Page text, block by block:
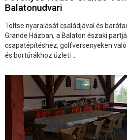
Balatonudvari
Töltse nyaralását családjával és
Grande Házban, a Balaton északi
csapatépítéshez, golfversenyeken
és bortúrákhoz üzleti ...